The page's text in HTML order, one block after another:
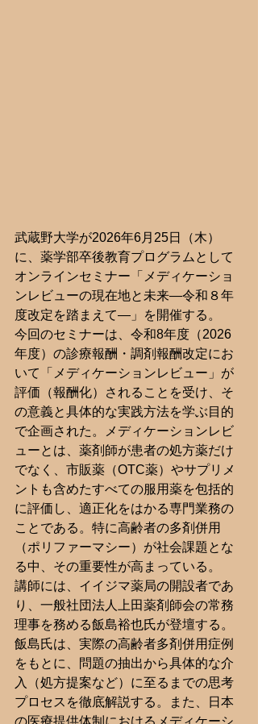
武蔵野大学が2026年6月25日（木）
に、薬学部卒後教育プログラムとして
オンラインセミナー「メディケーショ
ンレビューの現在地と未来―令和８年
度改定を踏まえて―」を開催する。
今回のセミナーは、令和8年度（2026
年度）の診療報酬・調剤報酬改定にお
いて「メディケーションレビュー」が
評価（報酬化）されることを受け、そ
の意義と具体的な実践方法を学ぶ目的
で企画された。メディケーションレビ
ューとは、薬剤師が患者の処方薬だけ
でなく、市販薬（OTC薬）やサプリメ
ントも含めたすべての服用薬を包括的
に評価し、適正化をはかる専門業務の
ことである。特に高齢者の多剤併用
（ポリファーマシー）が社会課題とな
る中、その重要性が高まっている。
講師には、イイジマ薬局の開設者であ
り、一般社団法人上田薬剤師会の常務
理事を務める飯島裕也氏が登壇する。
飯島氏は、実際の高齢者多剤併用症例
をもとに、問題の抽出から具体的な介
入（処方提案など）に至るまでの思考
プロセスを徹底解説する。また、日本